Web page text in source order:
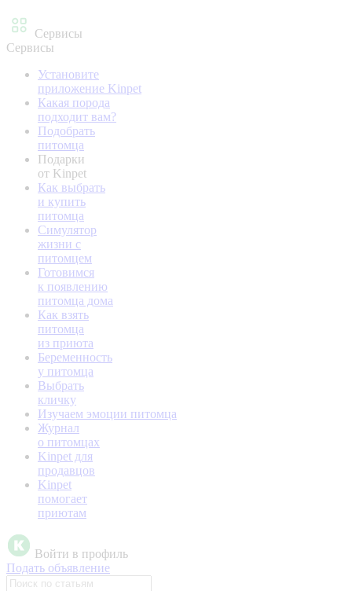
Сервисы
Сервисы
Установите
приложение Kinpet
Какая порода
подходит вам?
Подобрать
питомца
Подарки
от Kinpet
Как выбрать
и купить
питомца
Симулятор
жизни с
питомцем
Готовимся
к появлению
питомца дома
Как взять
питомца
из приюта
Беременность
у питомца
Выбрать
кличку
Изучаем эмоции питомца
Журнал
о питомцах
Kinpet для
продавцов
Kinpet
помогает
приютам
Войти в профиль
Подать объявление